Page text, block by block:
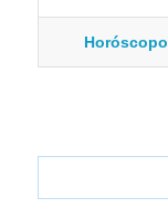
Horóscopo